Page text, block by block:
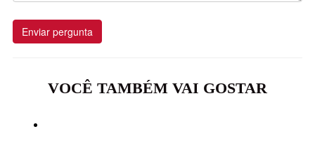
Enviar pergunta
VOCÊ TAMBÉM VAI GOSTAR